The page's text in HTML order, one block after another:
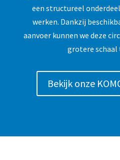
een structureel
werken. Dankzij
aanvoer kunnen we deze
grotere schaal
Bekijk onze